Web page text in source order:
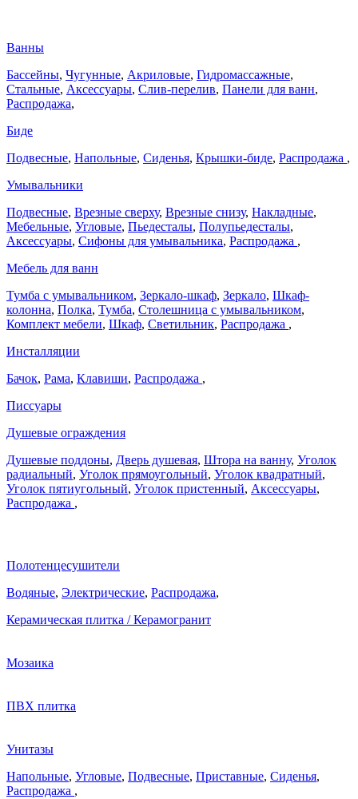
Ванны
Бассейны, Чугунные, Акриловые, Гидромассажные,
Стальные, Аксессуары, Слив-перелив, Панели для ванн,
Распродажа,
Биде
Подвесные, Напольные, Сиденья, Крышки-биде, Распродажа ,
Умывальники
Подвесные, Врезные сверху, Врезные снизу, Накладные,
Мебельные, Угловые, Пьедесталы, Полупьедесталы,
Аксессуары, Сифоны для умывальника, Распродажа ,
Мебель для ванн
Тумба с умывальником, Зеркало-шкаф, Зеркало, Шкаф-
колонна, Полка, Тумба, Столешница с умывальником,
Комплект мебели, Шкаф, Светильник, Распродажа ,
Инсталляции
Бачок, Рама, Клавиши, Распродажа ,
Писсуары
Душевые ограждения
Душевые поддоны, Дверь душевая, Штора на ванну, Уголок
радиальный, Уголок прямоугольный, Уголок квадратный,
Уголок пятиугольный, Уголок пристенный, Аксессуары,
Распродажа ,
Полотенцесушители
Водяные, Электрические, Распродажа,
Керамическая плитка / Керамогранит
Мозаика
ПВХ плитка
Унитазы
Напольные, Угловые, Подвесные, Приставные, Сиденья,
Распродажа ,